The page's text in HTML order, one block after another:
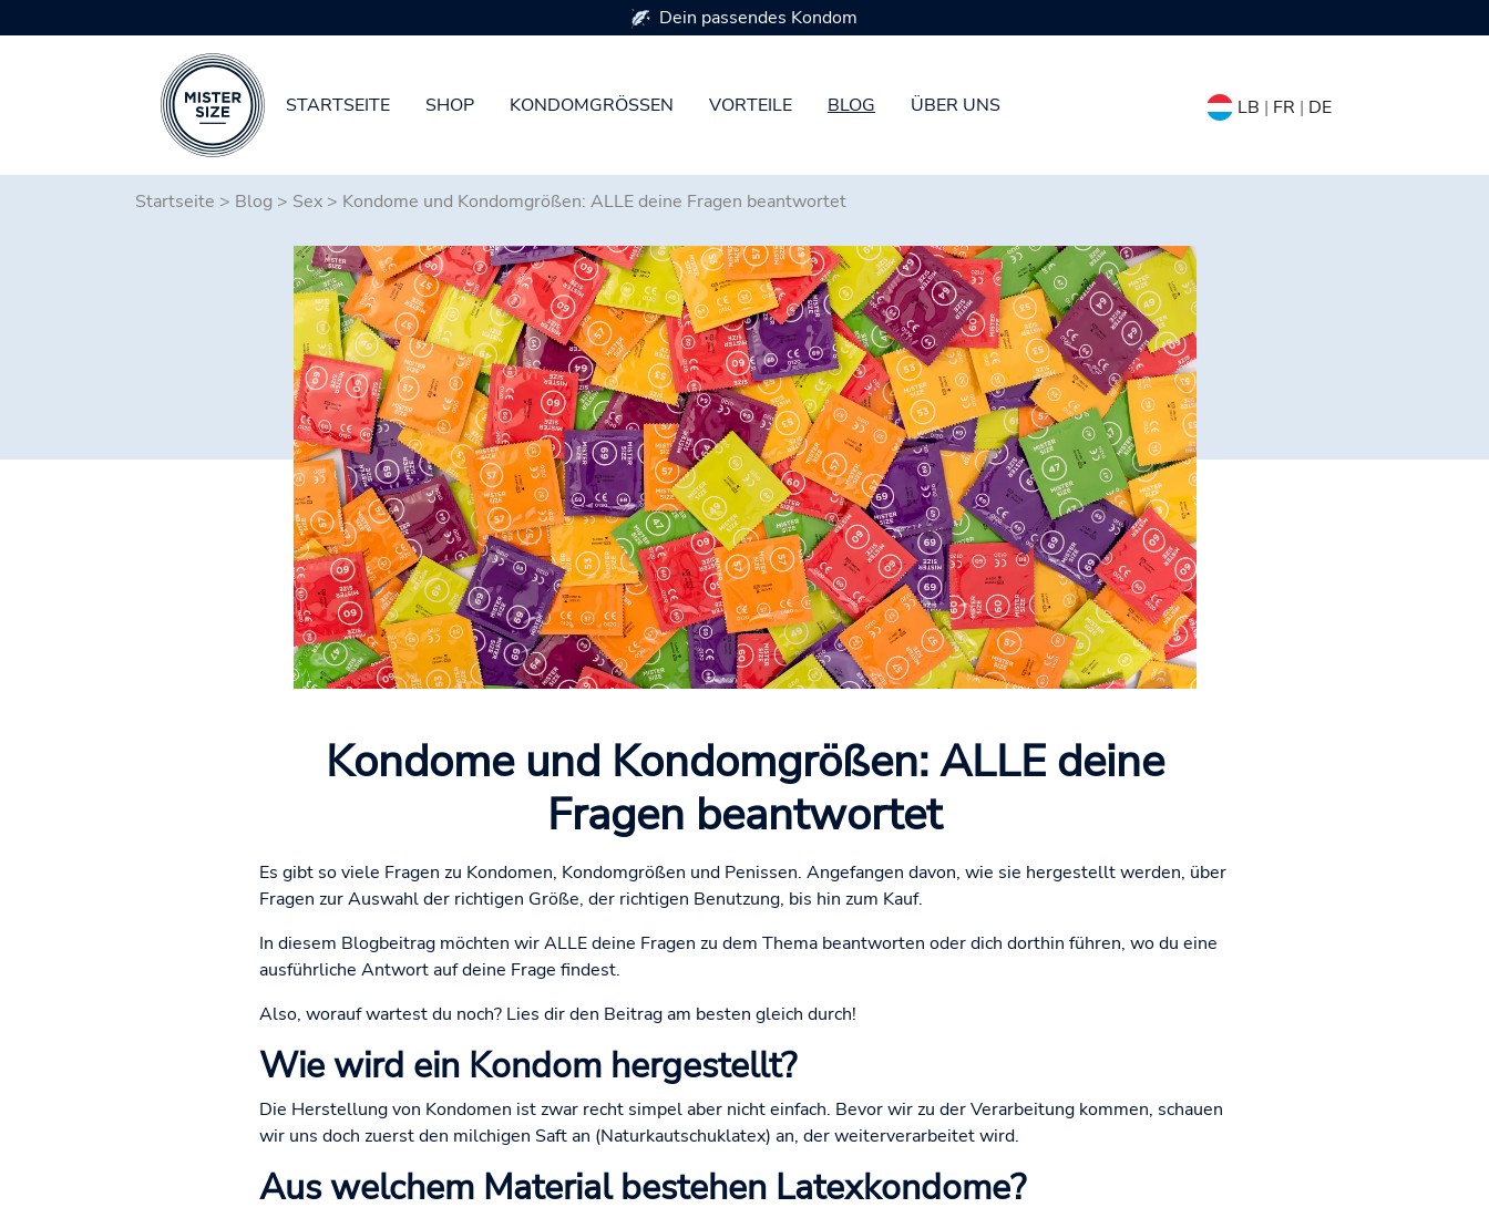
STARTSEITE SHOP KONDOMGRÖSSEN VORTEILE BLOG ÜBER UNS LB | FR | DE
Erhältlich in 7 Kondomgrößen
Startseite > Blog > Sex > Kondome und Kondomgrößen: ALLE deine Fragen beantwortet
Kondome und Kondomgrößen: ALLE deine
Fragen beantwortet
Es gibt so viele Fragen zu Kondomen, Kondomgrößen und Penissen. Angefangen davon, wie sie hergestellt werden, über
Fragen zur Auswahl der richtigen Größe, der richtigen Benutzung, bis hin zum Kauf.
In diesem Blogbeitrag möchten wir ALLE deine Fragen zu dem Thema beantworten oder dich dorthin führen, wo du eine
ausführliche Antwort auf deine Frage findest.
Also, worauf wartest du noch? Lies dir den Beitrag am besten gleich durch!
Wie wird ein Kondom hergestellt?
Die Herstellung von Kondomen ist zwar recht simpel aber nicht einfach. Bevor wir zu der Verarbeitung kommen, schauen
wir uns doch zuerst den milchigen Saft an (Naturkautschuklatex) an, der weiterverarbeitet wird.
Aus welchem Material bestehen Latexkondome?